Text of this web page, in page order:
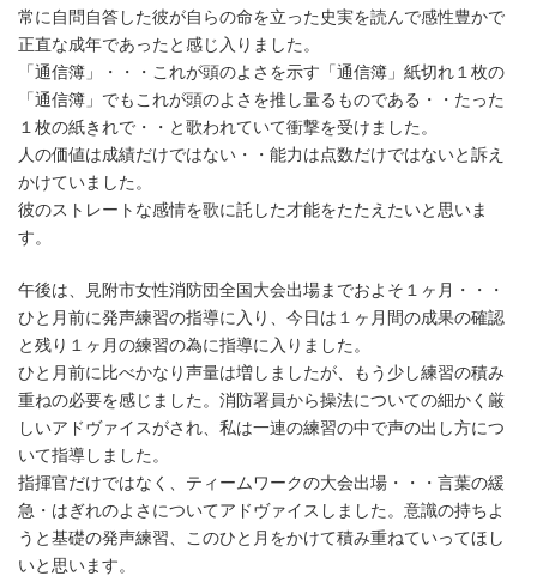
常に自問自答した彼が自らの命を立った史実を読んで感性豊かで
正直な成年であったと感じ入りました。
「通信簿」・・・これが頭のよさを示す「通信簿」紙切れ１枚の
「通信簿」でもこれが頭のよさを推し量るものである・・たった
１枚の紙きれで・・と歌われていて衝撃を受けました。
人の価値は成績だけではない・・能力は点数だけではないと訴え
かけていました。
彼のストレートな感情を歌に託した才能をたたえたいと思いま
す。
午後は、見附市女性消防団全国大会出場までおよそ１ヶ月・・・
ひと月前に発声練習の指導に入り、今日は１ヶ月間の成果の確認
と残り１ヶ月の練習の為に指導に入りました。
ひと月前に比べかなり声量は増しましたが、もう少し練習の積み
重ねの必要を感じました。消防署員から操法についての細かく厳
しいアドヴァイスがされ、私は一連の練習の中で声の出し方につ
いて指導しました。
指揮官だけではなく、ティームワークの大会出場・・・言葉の緩
急・はぎれのよさについてアドヴァイスしました。意識の持ちよ
うと基礎の発声練習、このひと月をかけて積み重ねていってほし
いと思います。